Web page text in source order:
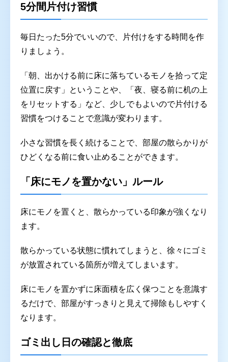
5分間片付け習慣
毎日たった5分でいいので、片付けをする時間を作
りましょう。
「朝、出かける前に床に落ちているモノを拾って定
位置に戻す」ということや、「夜、寝る前に机の上
をリセットする」など、少しでもよいので片付ける
習慣をつけることで意識が変わります。
小さな習慣を長く続けることで、部屋の散らかりが
ひどくなる前に食い止めることができます。
「床にモノを置かない」ルール
床にモノを置くと、散らかっている印象が強くなり
ます。
散らかっている状態に慣れてしまうと、徐々にゴミ
が放置されている箇所が増えてしまいます。
床にモノを置かずに床面積を広く保つことを意識す
るだけで、部屋がすっきりと見えて掃除もしやすく
なります。
ゴミ出し日の確認と徹底